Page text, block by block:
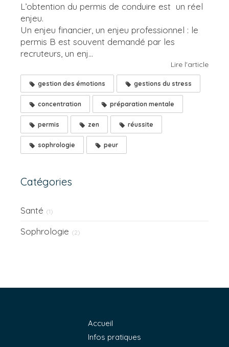
L’obtention du permis de conduire est un réel
enjeu.
Un enjeu financier, un enjeu professionnel : le
permis B est souvent demandé par les
recruteurs, un enj...
Lire l'article
gestion des émotions gestions du stress
concentration préparation mentale
permis zen réussite
sophrologie peur
Catégories
Santé (1)
Sophrologie (2)
Accueil
Infos pratiques